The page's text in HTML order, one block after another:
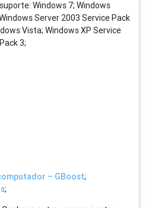
Windows 7; Windows
Server 2003 Service Pack
Vista; Windows XP Service
3;
– GBoost;
;